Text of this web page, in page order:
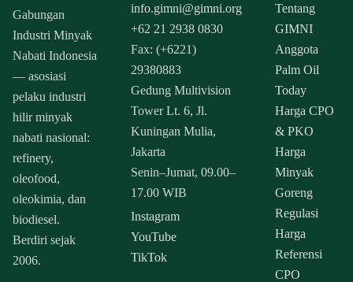
Gabungan
Industri Minyak
Nabati Indonesia
— asosiasi
pelaku industri
hilir minyak
nabati nasional:
refinery,
oleofood,
oleokimia, dan
biodiesel.
Berdiri sejak
2006.
info.gimni@gimni.org
+62 21 2938 0830
Fax: (+6221)
29380883
Gedung Multivision
Tower Lt. 6, Jl.
Kuningan Mulia,
Jakarta
Senin–Jumat, 09.00–
17.00 WIB
Instagram
YouTube
TikTok
Tentang
GIMNI
Anggota
Palm Oil
Today
Harga CPO
& PKO
Harga
Minyak
Goreng
Regulasi
Harga
Referensi
CPO